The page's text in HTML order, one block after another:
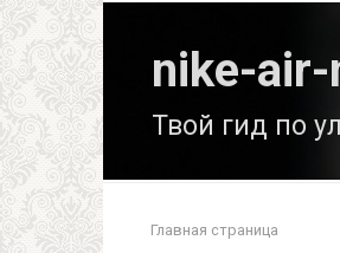
nike-
Твой гид по
Главная страница